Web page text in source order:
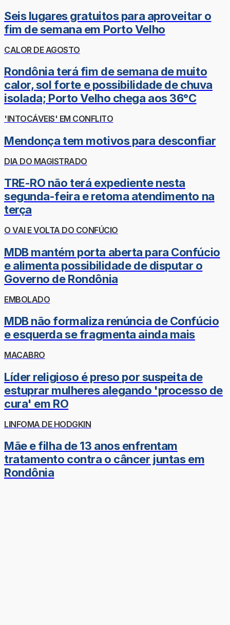
Seis lugares gratuitos para aproveitar o
fim de semana em Porto Velho
CALOR DE AGOSTO
Rondônia terá fim de semana de muito
calor, sol forte e possibilidade de chuva
isolada; Porto Velho chega aos 36°C
'INTOCÁVEIS' EM CONFLITO
Mendonça tem motivos para desconfiar
DIA DO MAGISTRADO
TRE-RO não terá expediente nesta
segunda-feira e retoma atendimento na
terça
O VAI E VOLTA DO CONFÚCIO
MDB mantém porta aberta para Confúcio
e alimenta possibilidade de disputar o
Governo de Rondônia
EMBOLADO
MDB não formaliza renúncia de Confúcio
e esquerda se fragmenta ainda mais
MACABRO
Líder religioso é preso por suspeita de
estuprar mulheres alegando 'processo de
cura' em RO
LINFOMA DE HODGKIN
Mãe e filha de 13 anos enfrentam
tratamento contra o câncer juntas em
Rondônia